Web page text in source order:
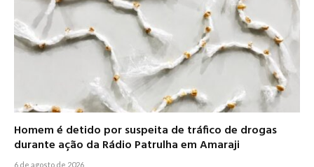
Homem é detido por suspeita de tráfico de drogas
durante ação da Rádio Patrulha em Amaraji
6 de agosto de 2026